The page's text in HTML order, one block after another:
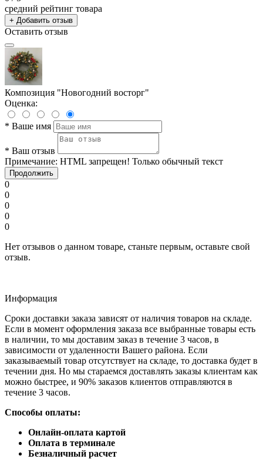
средний рейтинг товара
+ Добавить отзыв
Оставить отзыв
Композиция "Новогодний восторг"
Оценка:
* Ваше имя
* Ваш отзыв
Примечание: HTML запрещен! Только обычный текст
Продолжить
0
0
0
0
0
Нет отзывов о данном товаре, станьте первым, оставьте свой
отзыв.
Информация
Сроки доставки заказа зависят от наличия товаров на складе.
Если в момент оформления заказа все выбранные товары есть
в наличии, то мы доставим заказ в течение 3 часов, в
зависимости от удаленности Вашего района. Если
заказываемый товар отсутствует на складе, то доставка будет в
течении дня. Но мы стараемся доставлять заказы клиентам как
можно быстрее, и 90% заказов клиентов отправляются в
течение 3 часов.
Способы оплаты:
Онлайн-оплата картой
Оплата в терминале
Безналичный расчет